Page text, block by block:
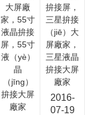
大屏廠
家，55寸
液晶拚接
屏，55寸
液（yè）
晶
（jīng）
拚接大屏
廠家
拚接屏，
三星拚接
（jiē）大
屏廠家，
三星液晶
拚接大屏
廠家
2016-
07-19